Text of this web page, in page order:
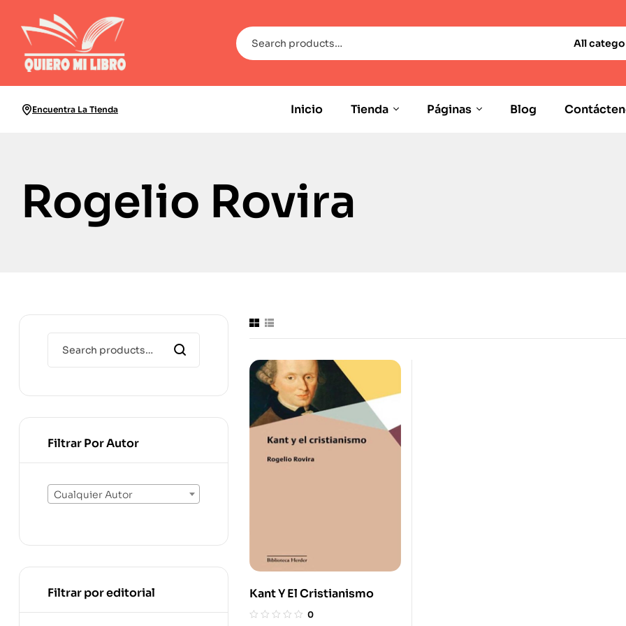
All
Encuentra La Tienda Inicio Tienda Páginas Blog
Rogelio Rovira
Kant Y El Cristianismo
0
Filtrar Por Autor
Cualquier Autor
Filtrar por editorial